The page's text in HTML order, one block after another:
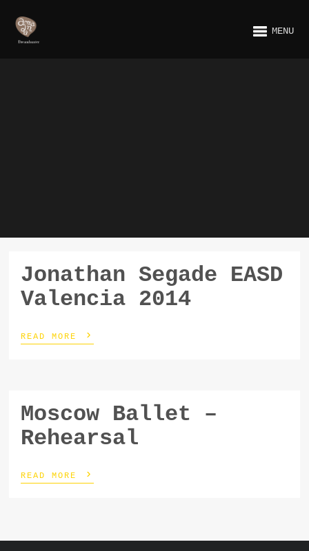
MENU
Jonathan Segade EASD
Valencia 2014
READ MORE ›
Moscow Ballet –
Rehearsal
READ MORE ›